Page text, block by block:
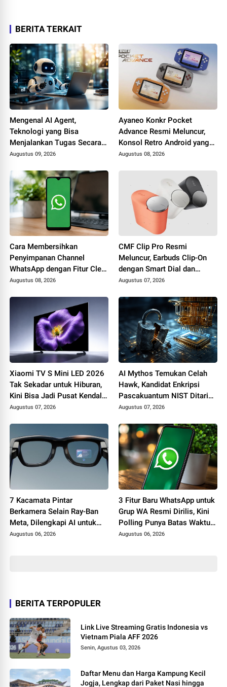
BERITA TERKAIT
Mengenal AI Agent,
Teknologi yang Bisa
Menjalankan Tugas Secara
Mandiri
Augustus 09, 2026
Ayaneo Konkr Pocket
Advance Resmi Meluncur,
Konsol Retro Android yang
Bisa Emulasi Game PS2
Augustus 08, 2026
Cara Membersihkan
Penyimpanan Channel
WhatsApp dengan Fitur Clear
Media Files
Augustus 08, 2026
CMF Clip Pro Resmi
Meluncur, Earbuds Clip-On
dengan Smart Dial dan
Baterai Hingga 10 Jam
Augustus 07, 2026
Xiaomi TV S Mini LED 2026
Tak Sekadar untuk Hiburan,
Kini Bisa Jadi Pusat Kendali
Smart Home dan
Augustus 07, 2026
AI Mythos Temukan Celah
Hawk, Kandidat Enkripsi
Pascakuantum NIST Ditarik
dari Proses Standardisasi
Augustus 07, 2026
7 Kacamata Pintar
Berkamera Selain Ray-Ban
Meta, Dilengkapi AI untuk
Foto, Video, hingga
Augustus 06, 2026
3 Fitur Baru WhatsApp untuk
Grup WA Resmi Dirilis, Kini
Polling Punya Batas Waktu
hingga Fitur @all
Augustus 06, 2026
BERITA TERPOPULER
Link Live Streaming Gratis Indonesia vs
Vietnam Piala AFF 2026
Senin, Agustus 03, 2026
Daftar Menu dan Harga Kampung Kecil
Jogja, Lengkap dari Paket Nasi hingga